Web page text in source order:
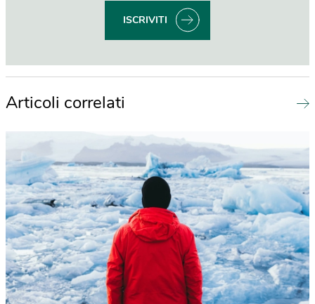
ISCRIVITI
Articoli correlati